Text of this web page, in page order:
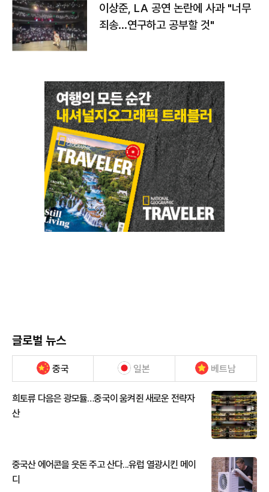
이상준, LA 공연 논란에 사과 "너무
죄송…연구하고 공부할 것"
글로벌 뉴스
중국 일본 베트남
희토류 다음은 광모듈…중국이 움켜쥔 새로운 전략자
산
중국산 에어콘을 웃돈 주고 산다...유럽 열광시킨 메이
디